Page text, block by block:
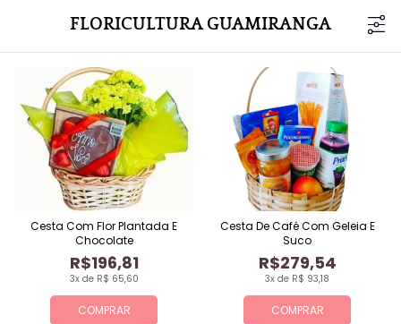
FLORICULTURA GUAMIRANGA
COMPRAR
3x de R$ 65,60
R$196,81
Cesta Com Flor Plantada E
Chocolate
COMPRAR
3x de R$ 93,18
R$279,54
Cesta De Café Com Geleia E
Suco